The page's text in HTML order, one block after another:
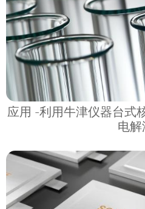
应用 -利用牛津仪器台式
电解